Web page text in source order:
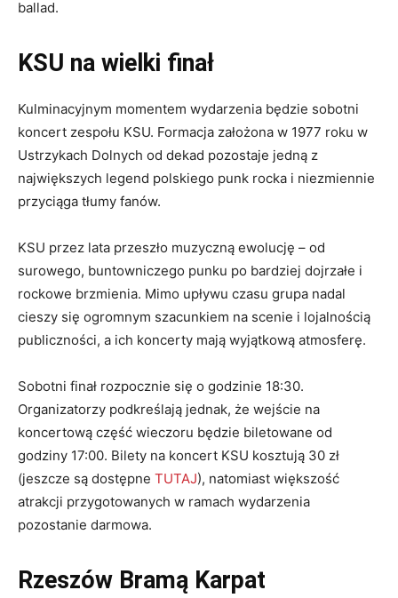
ballad.
KSU na wielki finał
Kulminacyjnym momentem wydarzenia będzie sobotni
koncert zespołu KSU. Formacja założona w 1977 roku w
Ustrzykach Dolnych od dekad pozostaje jedną z
największych legend polskiego punk rocka i niezmiennie
przyciąga tłumy fanów.
KSU przez lata przeszło muzyczną ewolucję – od
surowego, buntowniczego punku po bardziej dojrzałe i
rockowe brzmienia. Mimo upływu czasu grupa nadal
cieszy się ogromnym szacunkiem na scenie i lojalnością
publiczności, a ich koncerty mają wyjątkową atmosferę.
Sobotni finał rozpocznie się o godzinie 18:30.
Organizatorzy podkreślają jednak, że wejście na
koncertową część wieczoru będzie biletowane od
godziny 17:00. Bilety na koncert KSU kosztują 30 zł
(jeszcze są dostępne TUTAJ), natomiast większość
atrakcji przygotowanych w ramach wydarzenia
pozostanie darmowa.
Rzeszów Bramą Karpat